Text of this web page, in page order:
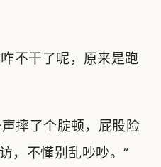
不干了呢，原来是跑
摔了个腚顿，屁股险
，不懂别乱吵吵。”